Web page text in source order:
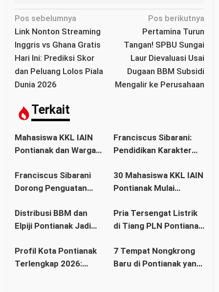
N
a
v
i
g
a
p
o
s
Pos sebelumnya
Link Nonton Streaming
Inggris vs Ghana Gratis
Hari Ini: Prediksi Skor
dan Peluang Lolos Piala
Dunia 2026
Pos berikutnya
Pertamina Turun
Tangan! SPBU Sungai
Laur Dievaluasi Usai
Dugaan BBM Subsidi
Mengalir ke Perusahaan
Terkait
Mahasiswa KKL IAIN
Pontianak dan Warga
Royong Bersihkan
Pemakaman
Franciscus Sibarani:
Pendidikan Karakter
Tantangan Era Digital
Franciscus Sibarani
Dorong Penguatan
melalui Gerakan
Kebajikan Pancasila
30 Mahasiswa KKL IAIN
Pontianak Mulai
Malikian
Distribusi BBM dan
Elpiji Pontianak Jadi
Inflasi, Ini Sorotan
Pemkot
Pria Tersengat Listrik
di Tiang PLN Pontianak
Aksi Heroik Relawan
dan Petugas Tuai
Profil Kota Pontianak
Terlengkap 2026:
7 Tempat Nongkrong
Baru di Pontianak yang